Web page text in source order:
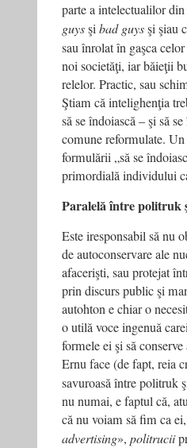
parte a intelectualilor
guysşibad guysşi şi­au
s­au înrolat în gaşca
noi societăţi, iar băieţii
relelor. Practic, s­au
Ştiam că intelighenţia
să se îndoiască – şi să
comune reformulate.
formulării „să se
primordială individului
Paralelă între politruk
Este iresponsabil să nu
de autoconservare ale
afacerişti, s­au protejat
prin discurs public şi
autohton e chiar o
o utilă voce ingenuă
formele ei şi să
Ernu face (de fapt, reia
savuroasă între politruk
nu numai, e faptul că,
că nu voiam să fim ca
advertising», politrucii